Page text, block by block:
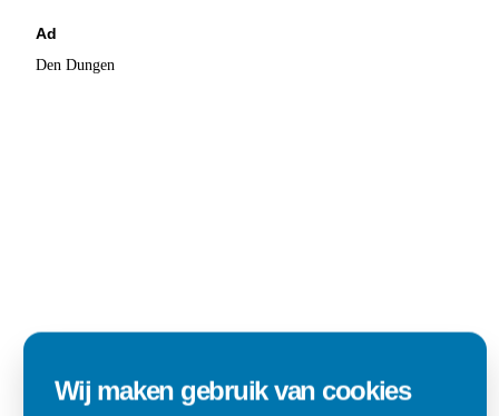
Ad
Den Dungen
Wij maken gebruik van cookies